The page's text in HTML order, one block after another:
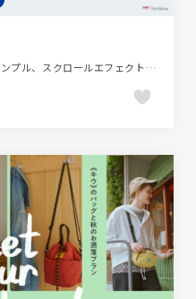
インテリア・家具・雑貨・家電、シンプル、スクロールエフェクト、ダイナミック、ブランド・サービスサイト、ブルー系、ホワイト系、モーション多め、大きめ写真